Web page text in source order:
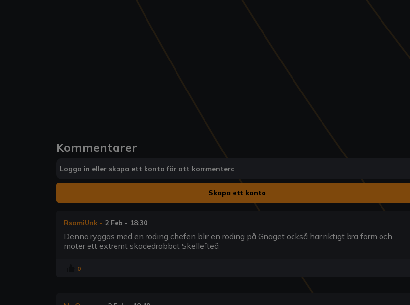
Kommentarer
Logga in eller skapa ett konto för att kommentera
Skapa ett konto
RsomiUnk - 2 Feb - 18:30
Denna ryggas med en röding chefen blir en röding på Gnaget också har riktigt bra form och
möter ett extremt skadedrabbat Skellefteå
0